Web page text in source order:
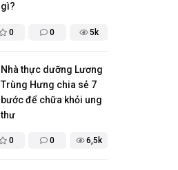
0 0 5k
gì?
0 0 6,5k
Nhà thực dưỡng Lương
Trùng Hưng chia sẻ 7
bước để chữa khỏi ung
thư